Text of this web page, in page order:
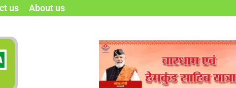
us About us